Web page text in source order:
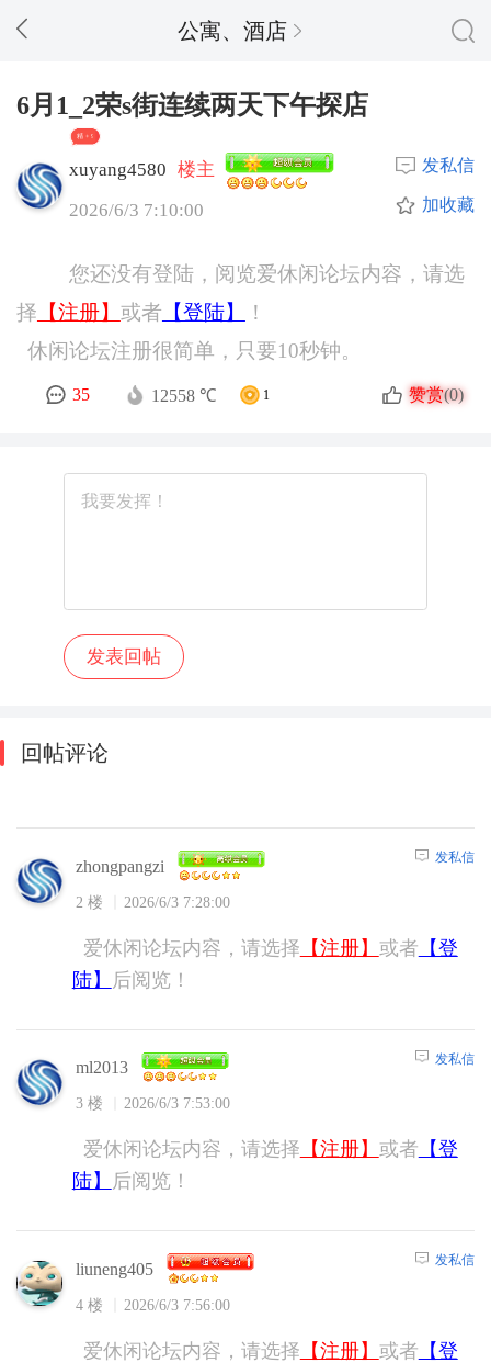
公寓、酒店
6月1_2荣s街连续两天下午探店
精 + 9
xuyang4580 楼主
2026/6/3 7:10:00
发私信
加收藏
您还没有登陆，阅览爱休闲论坛内容，请选
择 【注册】 或者 【登陆】
！
休闲论坛注册很简单，只要10秒钟。
35 12558 ℃ 1 赞赏(0)
回帖评论
zhongpangzi
2 楼 2026/6/3 7:28:00
发私信
爱休闲论坛内容，请选择 【注册】 或者 【登
陆】
后阅览！
ml2013
3 楼 2026/6/3 7:53:00
发私信
爱休闲论坛内容，请选择 【注册】 或者 【登
陆】
后阅览！
liuneng405
4 楼 2026/6/3 7:56:00
发私信
爱休闲论坛内容，请选择 【注册】 或者 【登